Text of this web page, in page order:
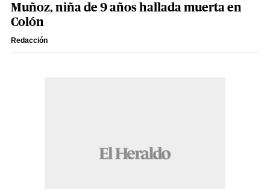
Muñoz, niña de 9 años hallada muerta en
Colón
Redacción